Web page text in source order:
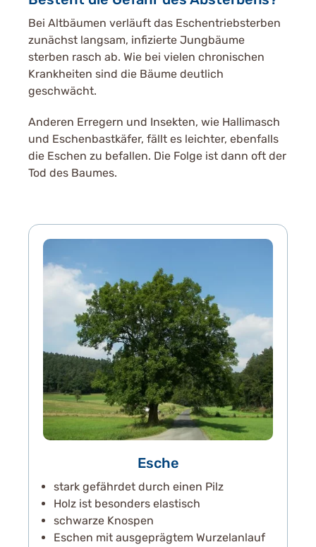
Bei Altbäumen verläuft das Eschentriebsterben
zunächst langsam, infizierte Jungbäume
sterben rasch ab. Wie bei vielen chronischen
Krankheiten sind die Bäume deutlich
geschwächt.
Anderen Erregern und Insekten, wie Hallimasch
und Eschenbastkäfer, fällt es leichter, ebenfalls
die Eschen zu befallen. Die Folge ist dann oft der
Tod des Baumes.
Esche
stark gefährdet durch einen Pilz
Holz ist besonders elastisch
schwarze Knospen
Eschen mit ausgeprägtem Wurzelanlauf